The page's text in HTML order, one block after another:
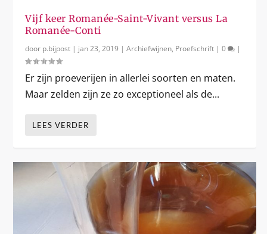
Vijf keer Romanée-Saint-Vivant versus La
Romanée-Conti
door p.bijpost | jan 23, 2019 |Archiefwijnen, Proefschrift |0 |
Er zijn proeverijen in allerlei soorten en maten.
Maar zelden zijn ze zo exceptioneel als de...
LEES VERDER